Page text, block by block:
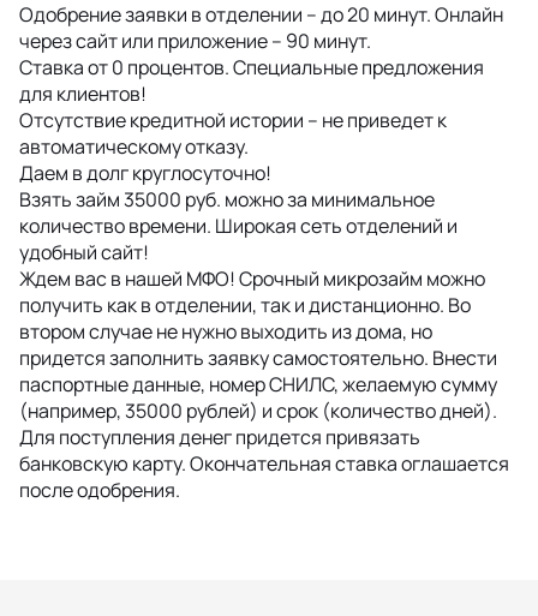
Одобрение заявки в отделении – до 20 минут. Онлайн
через сайт или приложение – 90 минут.
Ставка от 0 процентов. Специальные предложения
для клиентов!
Отсутствие кредитной истории – не приведет к
автоматическому отказу.
Даем в долг круглосуточно!
Взять займ 35000 руб. можно за минимальное
количество времени. Широкая сеть отделений и
удобный сайт!
Ждем вас в нашей МФО! Срочный микрозайм можно
получить как в отделении, так и дистанционно. Во
втором случае не нужно выходить из дома, но
придется заполнить заявку самостоятельно. Внести
паспортные данные, номер СНИЛС, желаемую сумму
(например, 35000 рублей) и срок (количество дней).
Для поступления денег придется привязать
банковскую карту. Окончательная ставка оглашается
после одобрения.